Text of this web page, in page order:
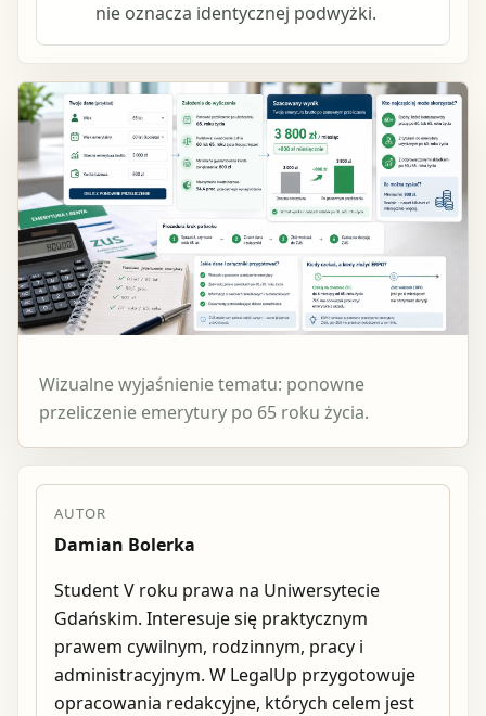
nie oznacza identycznej podwyżki.
Wizualne wyjaśnienie tematu: ponowne
przeliczenie emerytury po 65 roku życia.
AUTOR
Damian Bolerka
Student V roku prawa na Uniwersytecie
Gdańskim. Interesuje się praktycznym
prawem cywilnym, rodzinnym, pracy i
administracyjnym. W LegalUp przygotowuje
opracowania redakcyjne, których celem jest